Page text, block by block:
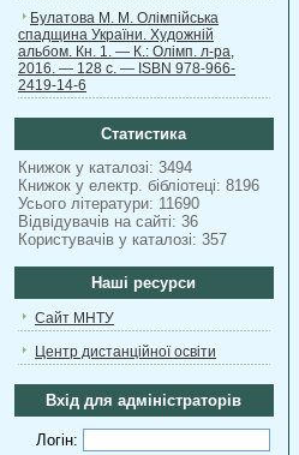
Булатова М. М. Олімпійська
спадщина України. Художній
альбом. Кн. 1. — К.: Олімп. л-ра,
2016. — 128 с. — ISBN 978-966-
2419-14-6
Статистика
Книжок у каталозі: 3494
Книжок у електр. бібліотеці: 8196
Усього літератури: 11690
Відвідувачів на сайті: 36
Користувачів у каталозі: 357
Наші ресурси
Сайт МНТУ
Центр дистанційної освіти
Вхід для адміністраторів
Логін: